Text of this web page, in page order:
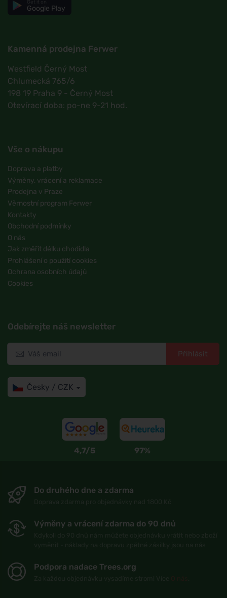
Google Play
Kamenná prodejna Ferwer
Westfield Černý Most
Chlumecká 765/6
198 19 Praha 9 - Černý Most
Otevírací doba: po-ne 9-21 hod.
Vše o nákupu
Doprava a platby
Výměny, vrácení a reklamace
Prodejna v Praze
Věrnostní program Ferwer
Kontakty
Obchodní podmínky
O nás
Jak změřit délku chodidla
Prohlášení o použití cookies
Ochrana osobních údajů
Cookies
Odebírejte náš newsletter
Přihlásit
Česky / CZK
4,7/5 97%
Do druhého dne a zdarma
Výměny a vrácení zdarma do 90 dnů
Podpora nadace Trees.org